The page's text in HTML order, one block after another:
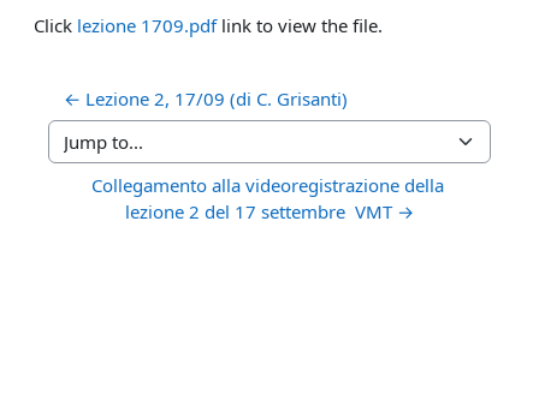
Completion requirements
Click lezione 1709.pdflink to view the file.
← Lezione 2, 17/09 (di C. Grisanti)
Jump to...
Collegamento alla videoregistrazione della
lezione 2 del 17 settembre  VMT →